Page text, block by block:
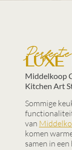
Middelkoop
Kitchen Art
Sommige
van
komen
samen in